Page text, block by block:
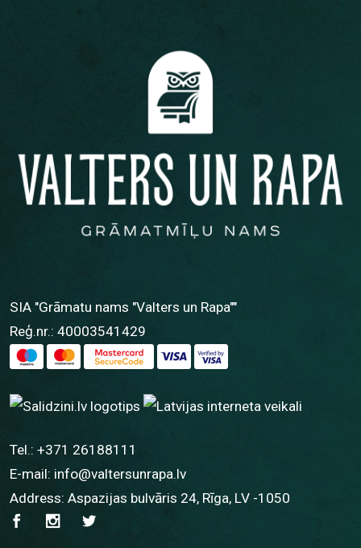
SIA "Grāmatu nams "Valters un Rapa""
Reģ.nr.: 40003541429
Tel.: +371 26188111
E-mail: info@valtersunrapa.lv
Address: Aspazijas bulvāris 24, Rīga, LV -1050